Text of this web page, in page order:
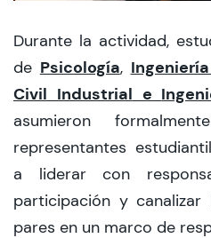
Durante la actividad,
de Psicología,
Civil Industrial e
asumieron
representantes
a liderar con
participación y
pares en un marco de